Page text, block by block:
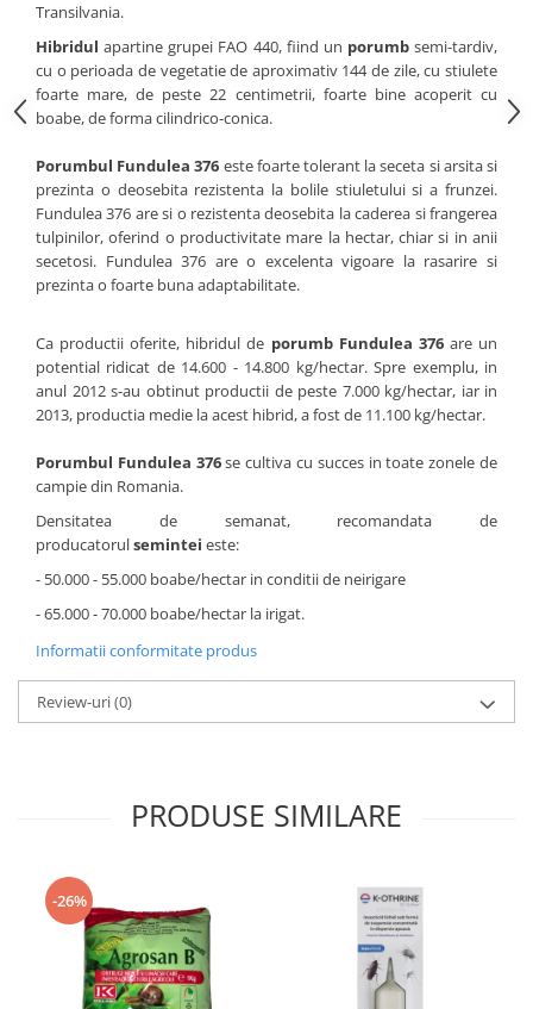
Transilvania.
Hibridul apartine grupei FAO 440, fiind un porumbsemi-tardiv,
cu o perioada de vegetatie de aproximativ 144 de zile, cu stiulete
foarte mare, de peste 22 centimetrii, foarte bine acoperit cu
boabe, de forma cilindrico-conica.
Porumbul Fundulea 376 este foarte tolerant la seceta si arsita si
prezinta o deosebita rezistenta la bolile stiuletului si a frunzei.
Fundulea 376 are si o rezistenta deosebita la caderea si frangerea
tulpinilor, oferind o productivitate mare la hectar, chiar si in anii
secetosi. Fundulea 376 are o excelenta vigoare la rasarire si
prezinta o foarte buna adaptabilitate.
Ca productii oferite, hibridul de porumb Fundulea 376are un
potential ridicat de 14.600 - 14.800 kg/hectar. Spre exemplu, in
anul 2012 s-au obtinut productii de peste 7.000 kg/hectar, iar in
2013, productia medie la acest hibrid, a fost de 11.100 kg/hectar.
Porumbul Fundulea 376se cultiva cu succes in toate zonele de
campie din Romania.
Densitatea de semanat, recomandata de
producatorulsemintei este:
- 50.000 - 55.000 boabe/hectar in conditii de neirigare
- 65.000 - 70.000 boabe/hectar la irigat.
Informatii conformitate produs
Review-uri(0)
PRODUSE SIMILARE
-26%